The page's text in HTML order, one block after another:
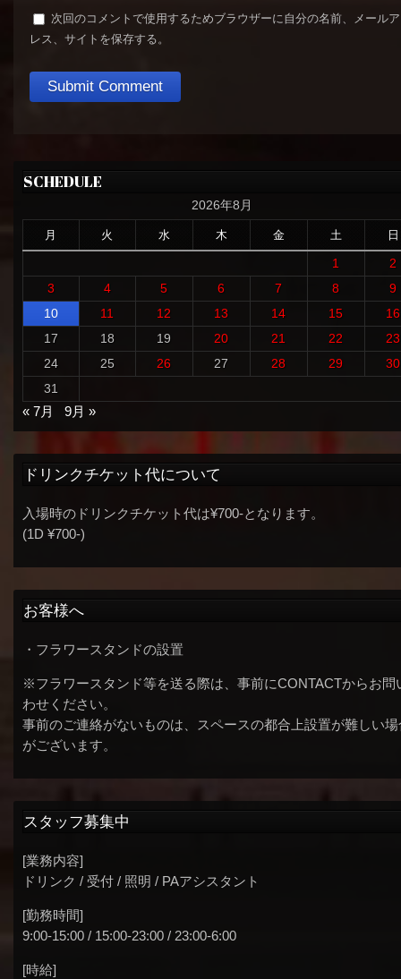
次回のコメントで使用するためブラウザーに自分の名前、メール
レス、サイトを保存する。
SCHEDULE
2026年8月
月 火 水 木 金 土 日
1
2
3
4 5 6 7 8
9
10
11 12 13 14 15
16
17
18 19 20 21 22
23
24
25 26 27 28 29
30
31
« 7月
9月 »
ドリンクチケット代について
入場時のドリンクチケット代は¥700-となります。
(1D ¥700-)
お客様へ
・フラワースタンドの設置
※フラワースタンド等を送る際は、事前にCONTACTからお問
わせください。
事前のご連絡がないものは、スペースの都合上設置が難しい場
がございます。
スタッフ募集中
[業務内容]
ドリンク / 受付 / 照明 / PAアシスタント
[勤務時間]
9:00-15:00 / 15:00-23:00 / 23:00-6:00
[時給]